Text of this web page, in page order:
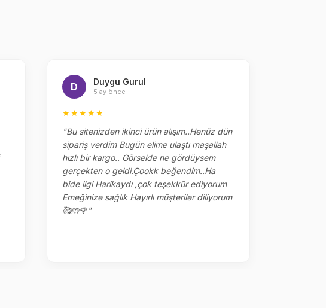
D Duygu Gurul
5 ay önce
★★★★★
"Bu sitenizden ikinci ürün alışım..Henüz dün
sipariş verdim Bugün elime ulaştı maşallah
hızlı bir kargo.. Görselde ne gördüysem
gerçekten o geldi.Çookk beğendim..Ha
bide ilgi Harikaydı ,çok teşekkür ediyorum
Emeğinize sağlık Hayırlı müşteriler diliyorum
🥰🤲🌹"